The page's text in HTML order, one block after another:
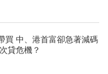
買 中、港首富卻急著減碼
貸危機？